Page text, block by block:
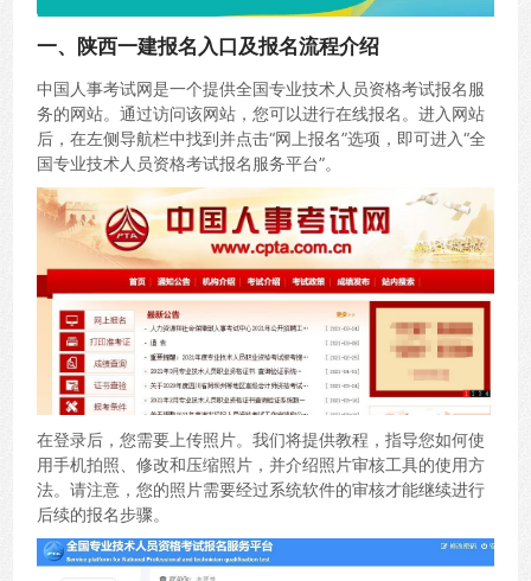
一、陕西一建报名入口及报名流程介绍
中国人事考试网是一个提供全国专业技术人员资格考试报名服
务的网站。通过访问该网站，您可以进行在线报名。进入网站
后，在左侧导航栏中找到并点击“网上报名”选项，即可进入“全
国专业技术人员资格考试报名服务平台”。
在登录后，您需要上传照片。我们将提供教程，指导您如何使
用手机拍照、修改和压缩照片，并介绍照片审核工具的使用方
法。请注意，您的照片需要经过系统软件的审核才能继续进行
后续的报名步骤。